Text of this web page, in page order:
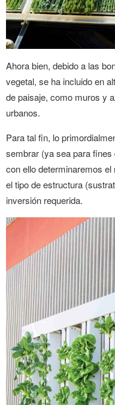
Ahora bien, debido a las
vegetal, se ha incluido en
de paisaje, como muros y
urbanos.
Para tal fin, lo
sembrar (ya sea para
con ello determinaremos
el tipo de estructura
inversión requerida.